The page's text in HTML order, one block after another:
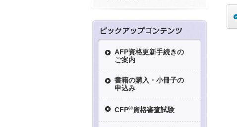
AFP資格更新手続きの
ご案内
書籍の購入・小冊子の
申込み
CFP®資格審査試験